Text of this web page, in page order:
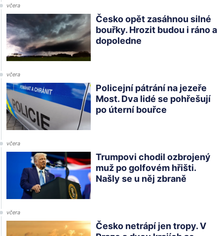
včera
Česko opět zasáhnou silné
bouřky. Hrozit budou i ráno a
dopoledne
včera
Policejní pátrání na jezeře
Most. Dva lidé se pohřešují
po úterní bouřce
včera
Trumpovi chodil ozbrojený
muž po golfovém hřišti.
Našly se u něj zbraně
včera
Česko netrápí jen tropy. V